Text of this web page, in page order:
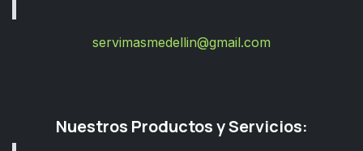
servimasmedellin@gmail.com
Nuestros Productos y Servicios: